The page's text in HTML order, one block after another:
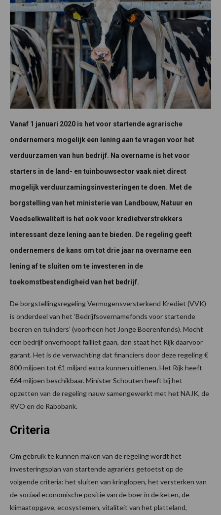
Vanaf 1 januari 2020 is het voor startende agrarische
ondernemers mogelijk een lening aan te vragen voor het
verduurzamen van hun bedrijf. Na overname is het voor
starters in de land- en tuinbouwsector vaak niet direct
mogelijk verduurzamingsinvesteringen te doen. Met de
borgstelling van het ministerie van Landbouw, Natuur en
Voedselkwaliteit is het ook voor kredietverstrekkers
interessant deze lening aan te bieden. De regeling geeft
ondernemers de kans om tot drie jaar na overname een
lening af te sluiten om te investeren in de
toekomstbestendigheid van het bedrijf.
De borgstellingsregeling Vermogensversterkend Krediet (VVK)
is onderdeel van het ‘Bedrijfsovernamefonds voor startende
boeren en tuinders’ (voorheen het Jonge Boerenfonds). Mocht
een bedrijf onverhoopt failliet gaan, dan staat het Rijk daarvoor
garant. Het is de verwachting dat financiers door deze regeling €
800 miljoen tot €1 miljard extra kunnen uitlenen. Het Rijk heeft
€64 miljoen beschikbaar. Minister Schouten heeft bij het
opzetten van de regeling nauw samengewerkt met het NAJK, de
RVO en de Rabobank.
Criteria
Om gebruik te kunnen maken van de regeling wordt het
investeringsplan van startende agrariërs getoetst op de
volgende criteria: het sluiten van kringlopen, het versterken van
de sociaal economische positie van de boer in de keten, de
klimaatopgave, ecosystemen, vitaliteit van het platteland,